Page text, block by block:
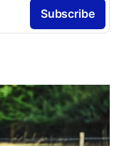
Subscribe